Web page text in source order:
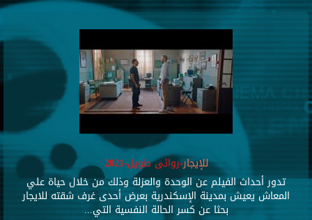
للإيجار-روائى طويل-2021
تدور أحداث الفيلم عن الوحدة والعزلة وذلك من خلال حياة علي
المعاش يعيش بمدينة الإسكندرية بعرض أحدى غرف شقته للايجار
بحثا عن كسر الحالة النفسية التي...